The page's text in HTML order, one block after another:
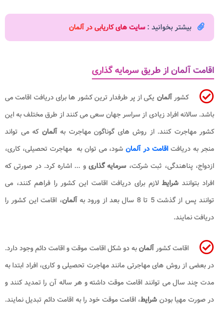
بیشتر بخوانید : سایت های کاریابی در آلمان
اقامت آلمان از طریق سرمایه گذاری
کشورآلمان یکی از پر طرفدار ترین کشور ها برای دریافت اقامت می
باشد. سالانه افراد زیادی از سراسر جهان سعی می کنند از طرق مختلف به این
کشور مهاجرت کنند. از روش های گوناگون مهاجرت بهآلمان که می تواند
منجر به دریافت اقامت در آلمانشود، می توان به مهاجرت تحصیلی، کاری،
ازدواج، پناهندگی، ثبت شرکت، سرمایه گذاری و ... اشاره کرد. در صورتی که
افراد بتوانند شرایطلازم برای دریافت اقامت این کشور را فراهم کنند، می
توانند پس از گذشت 5 تا 8 سال بعد از ورود به
آلمان، اقامت این کشور را
دریافت نمایند.
اقامت کشورآلمانبه دو شکل اقامت موقت و اقامت دائم وجود دارد.
در بعضی از روش های مهاجرتی مانند مهاجرت تحصیلی و کاری، افراد ابتدا به
مدت چند سال می توانند اقامت موقت داشته و هر ساله آن را تمدید کنند و
در صورت مهیا بودن شرایط، اقامت موقت خود را به اقامت دائم تبدیل نمایند.